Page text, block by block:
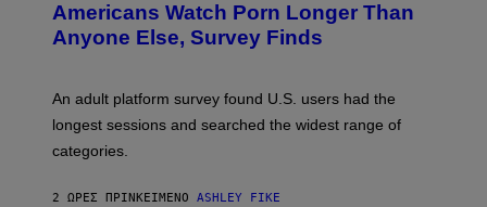
R
E
I
G
Americans Watch Porn Longer Than
Anyone Else, Survey Finds
An adult platform survey found U.S. users had the
longest sessions and searched the widest range of
categories.
2 ΏΡΕΣ ΠΡΙΝ ΚΕΊΜΕΝΟ ASHLEY FIKE